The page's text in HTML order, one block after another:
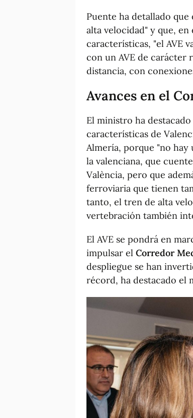
Puente ha detallado que
alta velocidad" y que,
características, "el AVE
con un AVE de carácter
distancia, con
Avances en el
El ministro ha
características de
Almería, porque "no
la valenciana, que
València, pero que
ferroviaria que tienen
tanto, el tren de alta
vertebración también
El AVE se pondrá en
impulsar el Corredor
despliegue se han
récord, ha destacado el